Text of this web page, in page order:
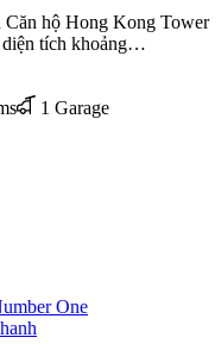
hộ Hong Kong Tower
diện tích khoảng…
1 Garage
One